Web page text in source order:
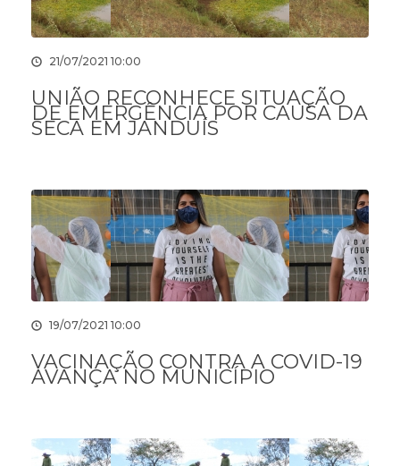
21/07/2021 10:00
UNIÃO RECONHECE SITUAÇÃO
DE EMERGÊNCIA POR CAUSA DA
SECA EM JANDUÍS
19/07/2021 10:00
VACINAÇÃO CONTRA A COVID-19
AVANÇA NO MUNICÍPIO